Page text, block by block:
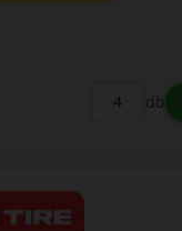
db